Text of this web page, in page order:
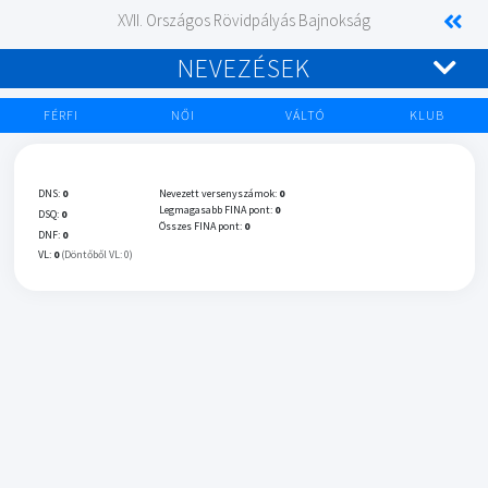
XVII. Országos Rövidpályás Bajnokság
NEVEZÉSEK
FÉRFI NŐI VÁLTÓ KLUB
DNS: 0
DSQ: 0
DNF: 0
VL: 0 (Döntőből VL: 0)
Nevezett versenyszámok: 0
Legmagasabb FINA pont: 0
Összes FINA pont: 0